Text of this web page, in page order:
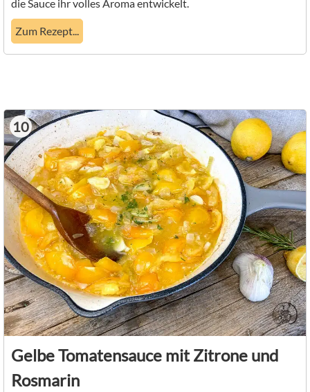
die Sauce ihr volles Aroma entwickelt.
Zum Rezept...
10
Gelbe Tomatensauce mit Zitrone und
Rosmarin